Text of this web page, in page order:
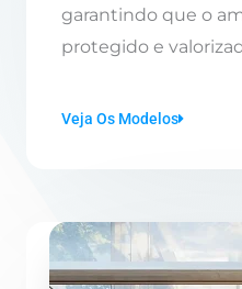
garantindo que o
protegido e
Veja Os Modelos